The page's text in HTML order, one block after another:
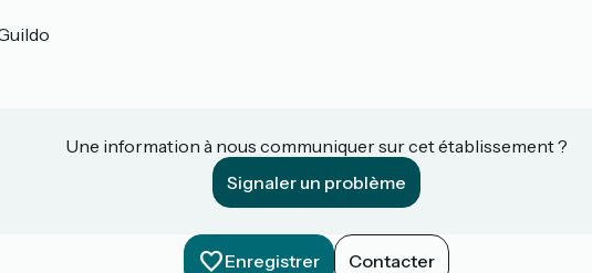
Une information à nous communiquer sur cet établissement ?
Signaler un problème
Enregistrer Contacter